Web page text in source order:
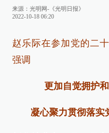
来源： 光明网-《光明日报》
2022-10-18 06:20
赵乐际在参加党的二
强调
更加自觉拥护
凝心聚力贯彻落实